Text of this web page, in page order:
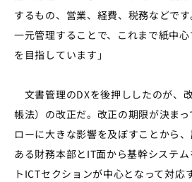
するもの、営業、経費、税務などで
一元管理することで、これまで紙中
を目指しています」
文書管理のDXを後押ししたのが、
帳法）の改正だ。改正の期限が決ま
ローに大きな影響を及ぼすことから
ある財務本部とIT面から基幹システ
トICTセクションが中心となって対応